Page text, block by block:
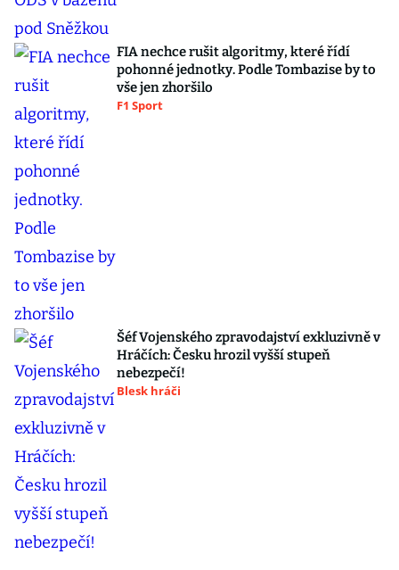
FIA nechce rušit algoritmy, které řídí
pohonné jednotky. Podle Tombazise by to
vše jen zhoršilo
F1 Sport
Šéf Vojenského zpravodajství exkluzivně v
Hráčích: Česku hrozil vyšší stupeň
nebezpečí!
Blesk hráči